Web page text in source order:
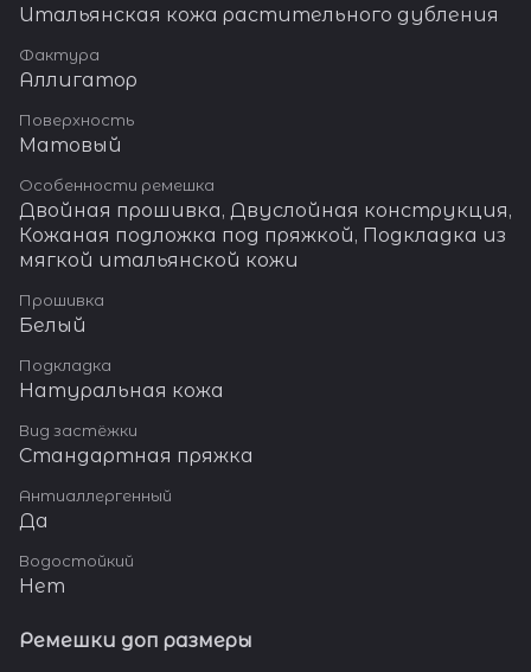
Итальянская кожа растительного дубления
Фактура
Аллигатор
Поверхность
Матовый
Особенности ремешка
Двойная прошивка, Двуслойная конструкция,
Кожаная подложка под пряжкой, Подкладка из
мягкой итальянской кожи
Прошивка
Белый
Подкладка
Натуральная кожа
Вид застёжки
Стандартная пряжка
Антиаллергенный
Да
Водостойкий
Нет
Ремешки доп размеры